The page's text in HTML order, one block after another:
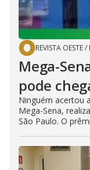
REVISTA OESTE/
Mega-
pode
Ninguém acertou
Mega-Sena,
São Paulo. O